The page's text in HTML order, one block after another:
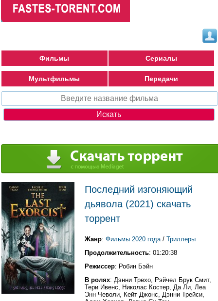
Фильмы Сериалы
Мультфильмы Передачи
Последний изгоняющий
дьявола (2021) скачать
торрент
Жанр:Фильмы 2020 года/Триллеры
Продолжительность: 01:20:38
Режиссер: Робин Бэйн
В ролях: Дэнни Трехо, Рэйчел Брук Смит,
Тери Ивенс, Николас Костер, Да Ли, Леа
Энн Чеволи, Кейт Джонс, Дэнни Трейси,